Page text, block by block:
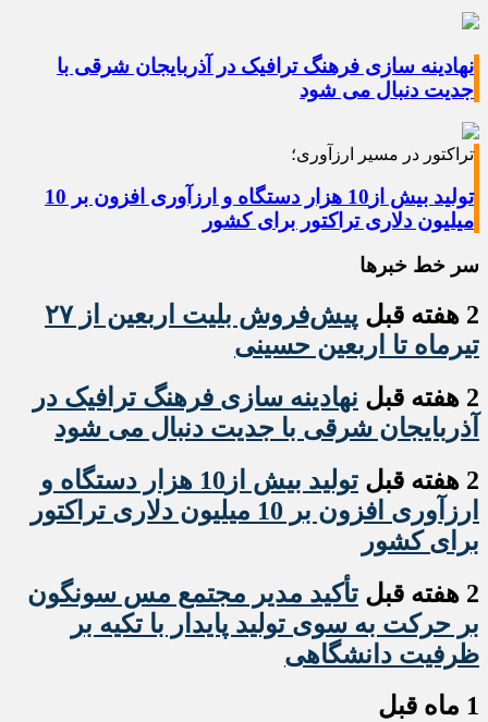
نهادینه سازی فرهنگ ترافیک در آذربایجان شرقی با
جدیت دنبال می شود
تراکتور در مسیر ارزآوری؛
تولید بیش از10 هزار دستگاه و ارزآوری افزون بر 10
میلیون دلاری تراکتور برای کشور
سر خط خبرها
2 هفته قبل
پیش‌فروش بلیت اربعین از ۲۷
تیرماه تا اربعین حسینی
2 هفته قبل
نهادینه سازی فرهنگ ترافیک در
آذربایجان شرقی با جدیت دنبال می شود
2 هفته قبل
تولید بیش از10 هزار دستگاه و
ارزآوری افزون بر 10 میلیون دلاری تراکتور
برای کشور
2 هفته قبل
تأکید مدیر مجتمع مس سونگون
بر حرکت به سوی تولید پایدار با تکیه بر
ظرفیت دانشگاهی
1 ماه قبل